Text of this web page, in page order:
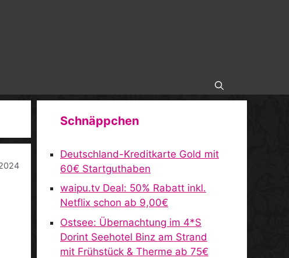
Schnäppchen
Deutschland-Kreditkarte Gold mit
60€ Startguthaben
waipu.tv Deal: 50% Rabatt inkl.
Netflix schon ab 9,00€
Ostsee: Übernachtung im 4*S
Dorint Seehotel Binz am Strand
mit Frühstück & Therme ab 75€